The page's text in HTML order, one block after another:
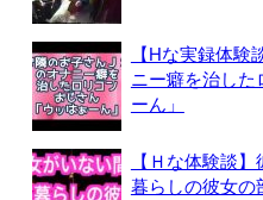
【Hな実録体
ニー癖を治した
ーん」
【Ｈな体験談
暮らしの彼女の